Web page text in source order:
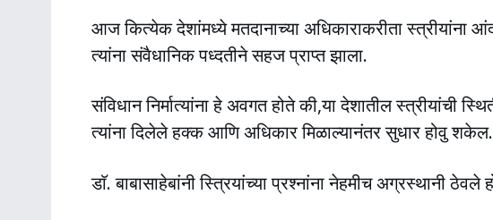
आज कित्येक देशांमध्ये मतदानाच्या अधिकाराकरीता स्त्रीयांना
त्यांना संवैधानिक पध्दतीने सहज प्राप्त झाला.
संविधान निर्मात्यांना हे अवगत होते की,या देशातील स्त्रीयांची
त्यांना दिलेले हक्क आणि अधिकार मिळाल्यानंतर सुधार होवु शकेल.
डाॅ. बाबासाहेबांनी स्त्रियांच्या प्रश्नांना नेहमीच अग्रस्थानी ठेवले